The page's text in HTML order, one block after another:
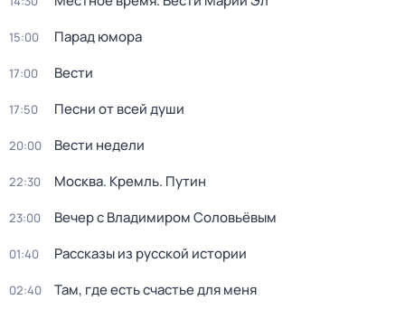
15:00 Парад юмора
17:00 Вести
17:50 Песни от всей души
20:00 Вести недели
22:30 Москва. Кремль. Путин
23:00 Вечер с Владимиром Соловьёвым
01:40 Рассказы из русской истории
02:40 Там, где есть счастье для меня